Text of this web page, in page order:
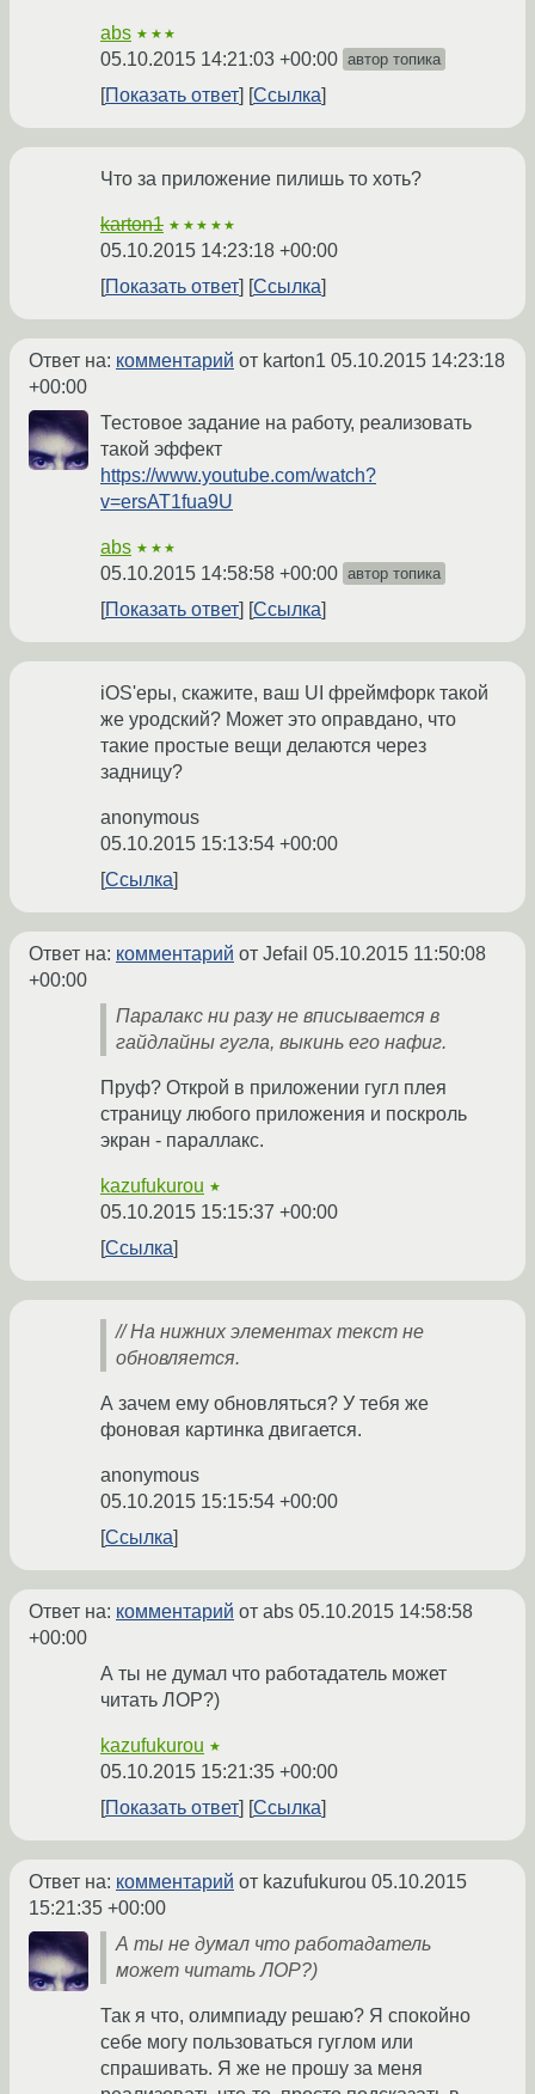
abs ★★★
05.10.2015 14:21:03 +00:00 автор топика
Показать ответ Ссылка
Что за приложение пилишь то хоть?
karton1 ★★★★★
05.10.2015 14:23:18 +00:00
Показать ответ
Ссылка
Ответ на: комментарий от karton1 05.10.2015 14:23:18
+00:00
Тестовое задание на работу, реализовать
такой эффект
https://www.youtube.com/watch?
v=ersAT1fua9U
abs ★★★
05.10.2015 14:58:58 +00:00 автор топика
Показать ответ Ссылка
iOS'еры, скажите, ваш UI фреймфорк такой
же уродский? Может это оправдано, что
такие простые вещи делаются через
задницу?
anonymous
05.10.2015 15:13:54 +00:00
Ссылка
Ответ на: комментарий от Jefail 05.10.2015 11:50:08
+00:00
Паралакс ни разу не вписывается в
гайдлайны гугла, выкинь его нафиг.
Пруф? Открой в приложении гугл плея
страницу любого приложения и поскроль
экран - параллакс.
kazufukurou ★
05.10.2015 15:15:37 +00:00
Ссылка
// На нижних элементах текст не
обновляется.
А зачем ему обновляться? У тебя же
фоновая картинка двигается.
anonymous
05.10.2015 15:15:54 +00:00
Ссылка
Ответ на: комментарий от abs 05.10.2015 14:58:58
+00:00
А ты не думал что работадатель может
читать ЛОР?)
kazufukurou ★
05.10.2015 15:21:35 +00:00
Показать ответ
Ссылка
Ответ на: комментарий от kazufukurou 05.10.2015
15:21:35 +00:00
А ты не думал что работадатель
может читать ЛОР?)
Так я что, олимпиаду решаю? Я спокойно
себе могу пользоваться гуглом или
спрашивать. Я же не прошу за меня